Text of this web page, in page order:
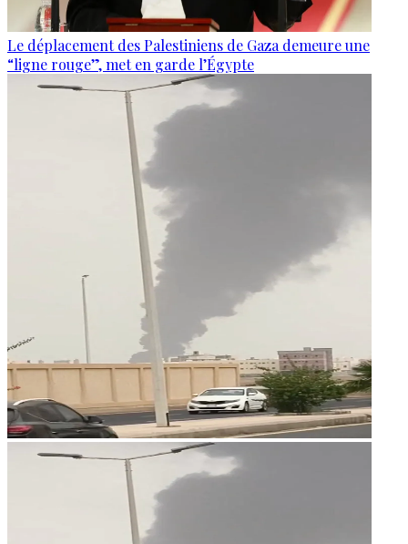
Le déplacement des Palestiniens de Gaza demeure une
“ligne rouge”, met en garde l’Égypte